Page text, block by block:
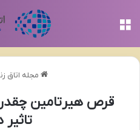
مجله اتاق
قرص هیرتامین
تاثیر